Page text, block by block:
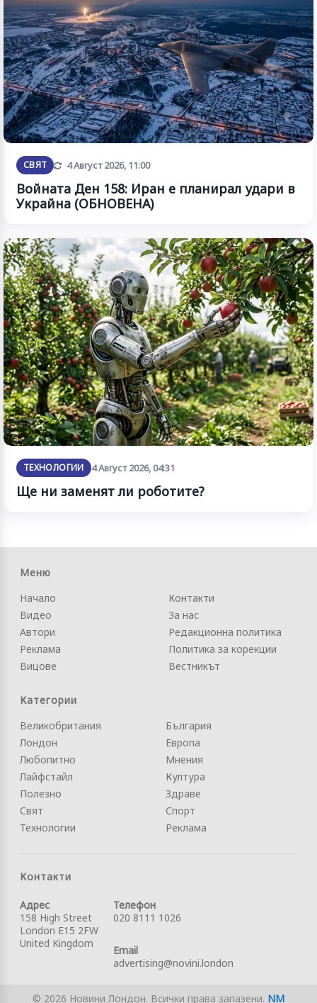
СВЯТ Обновена
4 Август 2026, 11:00
Войната Ден 158: Иран е планирал удари в
Украйна (ОБНОВЕНА)
ТЕХНОЛОГИИ 4 Август 2026, 04:31
Ще ни заменят ли роботите?
Меню
Начало
Видео
Автори
Реклама
Вицове
Контакти
За нас
Редакционна политика
Политика за корекции
Вестникът
Категории
Великобритания
Лондон
Любопитно
Лайфстайл
Полезно
Свят
Технологии
България
Европа
Мнения
Култура
Здраве
Спорт
Реклама
Контакти
Адрес
158 High Street
London E15 2FW
United Kingdom
Телефон
020 8111 1026
Email
advertising@novini.london
© 2026 Новини Лондон. Всички права запазени. NM